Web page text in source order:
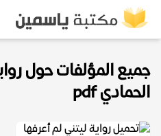
جميع المؤلفات حول
الحمادي pdf